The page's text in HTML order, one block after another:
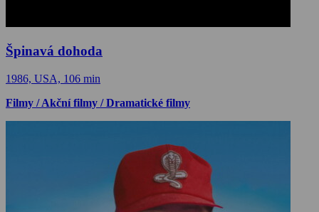
Špinavá dohoda
1986, USA, 106 min
Filmy / Akční filmy / Dramatické filmy